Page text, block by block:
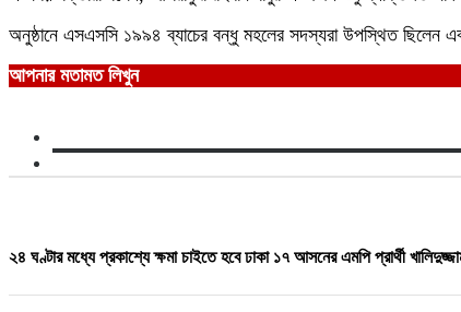
অনুষ্ঠানে এসএসসি ১৯৯৪ ব্যাচের বন্ধু মহলের সদস্যরা উপস্থিত ছিলেন
আপনার মতামত লিখুন
২৪ ঘণ্টার মধ্যে প্রকাশ্যে ক্ষমা চাইতে হবে ঢাকা ১৭ আসনের এমপি প্রার্থী